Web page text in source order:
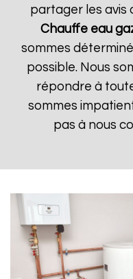
partager les avis
Chauffe eau
sommes
possible. Nous
répondre à
sommes
pas à nous